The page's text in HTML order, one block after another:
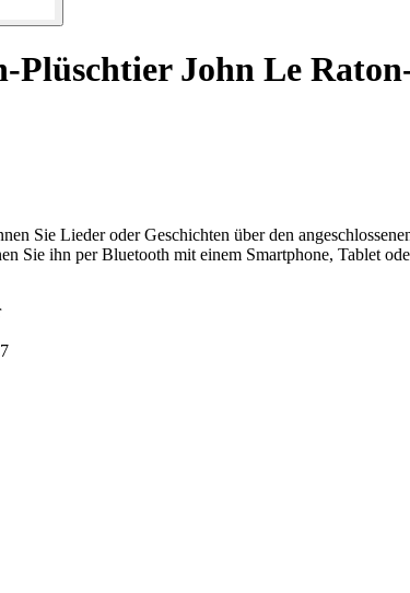
Plüschtier John Le
Sie Lieder oder Geschichten über den
Sie ihn per Bluetooth mit einem Smartphone, Tablet